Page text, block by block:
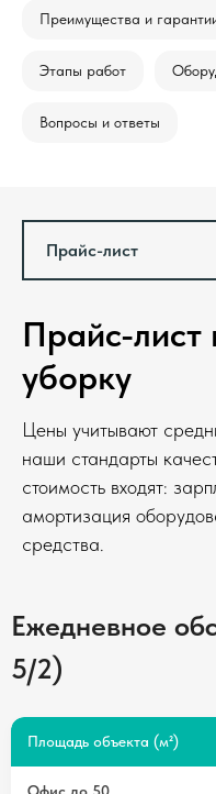
Преимущества и
Этапы работ
Вопросы и ответы
Прайс-
уборку
Цены учитывают
наши стандарты
стоимость входят:
амортизация
средства.
Ежедневное
5/2)
Площадь объекта (м²)